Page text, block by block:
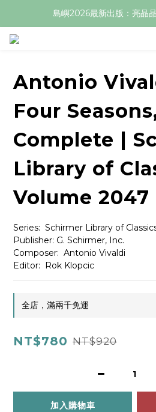
島嶼2026最新出版：亮晶
Antonio
Four
Complete |
Library of
Volume 2047
Series:  Schirmer Library of
Publisher: G. Schirmer, Inc.
Composer:  Antonio Vivaldi
Editor:  Rok Klopcic
全店，滿兩千免運
NT$780 NT$920
加入購物車